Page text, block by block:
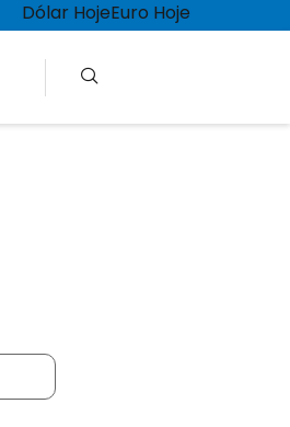
Dólar HojeEuro Hoje